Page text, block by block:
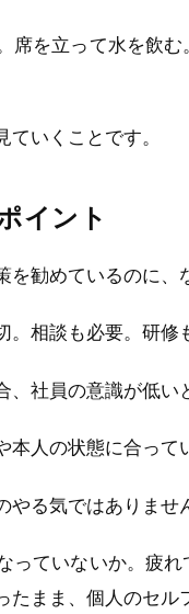
席を立って水を飲
いくことです。
イント
を勧めているのに
。相談も必要。研修
、社員の意識が低い
本人の状態に合って
やる気ではありませ
っていないか。疲
たまま、個人のセ